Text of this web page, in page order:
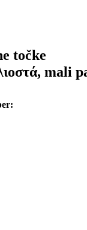
točke
mali